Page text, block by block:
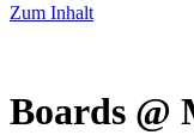
Zum Inhalt
Boards @